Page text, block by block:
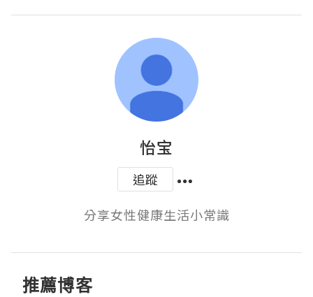
怡宝
追蹤
分享女性健康生活小常識
推薦博客